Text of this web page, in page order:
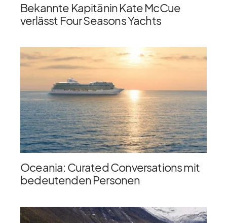
Bekannte Kapitänin Kate McCue
verlässt Four Seasons Yachts
Oceania: Curated Conversations mit
bedeutenden Personen